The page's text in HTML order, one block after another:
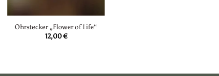
Ohrstecker „Flower of Life“
12,00€